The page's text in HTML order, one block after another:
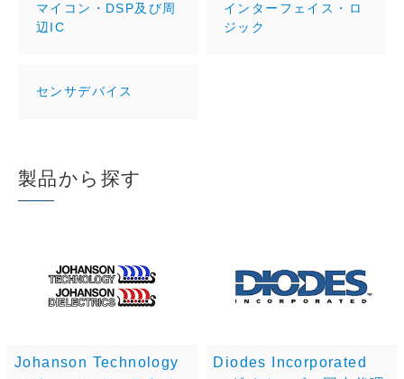
マイコン・DSP及び周
辺IC
インターフェイス・ロ
ジック
センサデバイス
製品から探す
Johanson Technology
Diodes Incorporated